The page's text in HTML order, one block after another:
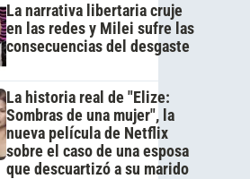
La narrativa libertaria cruje
en las redes y Milei sufre las
consecuencias del desgaste
La historia real de "Elize:
Sombras de una mujer", la
nueva película de Netflix
sobre el caso de una esposa
que descuartizó a su marido